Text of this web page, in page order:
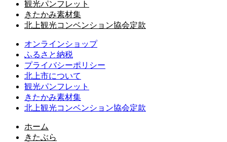
観光パンフレット
きたかみ素材集
北上観光コンベンション協会定款
オンラインショップ
ふるさと納税
プライバシーポリシー
北上市について
観光パンフレット
きたかみ素材集
北上観光コンベンション協会定款
ホーム
きたぶら